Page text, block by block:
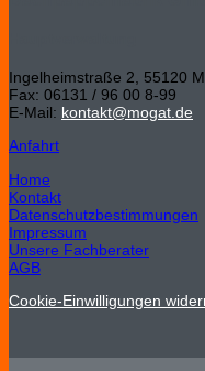
Ingelheimstraße 2, 55120
Fax: 06131 / 96 00 8-99
E-Mail: kontakt@mogat.de
Anfahrt
Home
Kontakt
Datenschutzbestimmungen
Impressum
Unsere Fachberater
AGB
Cookie-Einwilligungen